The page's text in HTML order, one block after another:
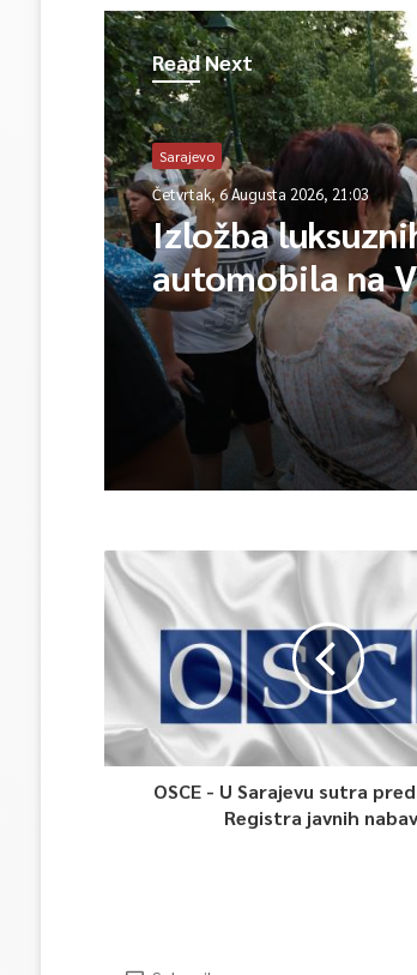
Read Next
Sarajevo
Četvrtak, 6 Augusta 2026, 21:03
Izložba
automobila na
OSCE - U Sarajevu sutra
Registra javnih